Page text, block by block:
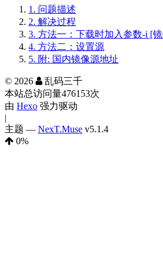
1. 问题描述
2. 解决过程
3. 方法一：下载时加入参数-i [
4. 方法二：设置源
5. 附: 国内镜像源地址
© 2026
乱码三千
本站总访问量476153次
由 Hexo 强力驱动
|
主题 — NexT.Muse v5.1.4
0%